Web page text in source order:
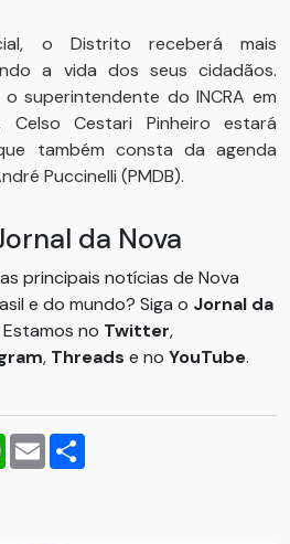
o Distrito receberá mais
a vida dos seus cidadãos.
superintendente do INCRA em
Cestari Pinheiro estará
também consta da agenda
Puccinelli (PMDB).
da Nova
principais notícias de Nova
e do mundo? Siga o Jornal da
no Twitter,
, Threads e no YouTube.
WhatsApp
Email